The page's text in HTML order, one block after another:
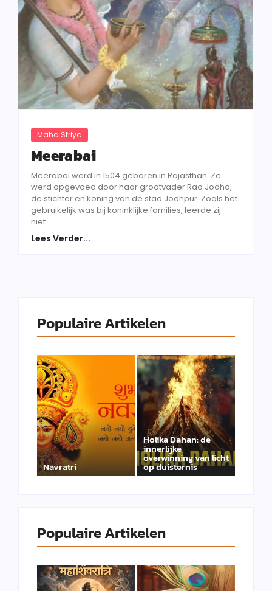
Maha Striya
Meerabai
Meerabai werd in 1504 geboren in Rajasthan. Ze
werd opgevoed door haar grootvader Rao Jodha,
de stichter en koning van de stad Jodhpur. Zoals het
gebruikelijk was bij koninklijke families, leerde zij
niet...
Lees Verder...
Populaire Artikelen
Navratri
Holika Dahan: de
innerlijke
overwinning van licht
op duisternis
Populaire Artikelen